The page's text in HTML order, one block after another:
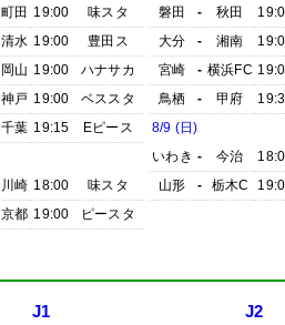
町田 19:00
味スタ
清水 19:00
豊田ス
岡山 19:00
ハナサカ
神戸 19:00
ベススタ
千葉 19:15
Eピース
川崎 18:00
味スタ
京都 19:00 ピースタ
磐田
- 秋田
大分
- 湘南
宮崎
- 横浜FC
鳥栖
- 甲府
8/9 (日)
いわき - 今治
山形
- 栃木C
J1 J2